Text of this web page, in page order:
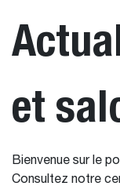
et
Bienvenue sur le
Consultez notre